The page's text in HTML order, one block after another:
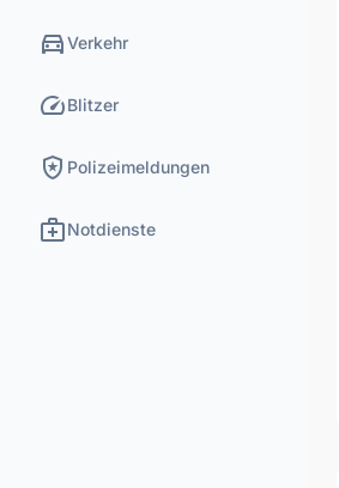
directions_carVerkehr
speedBlitzer
local_police Polizeimeldungen
medical_servicesNotdienste